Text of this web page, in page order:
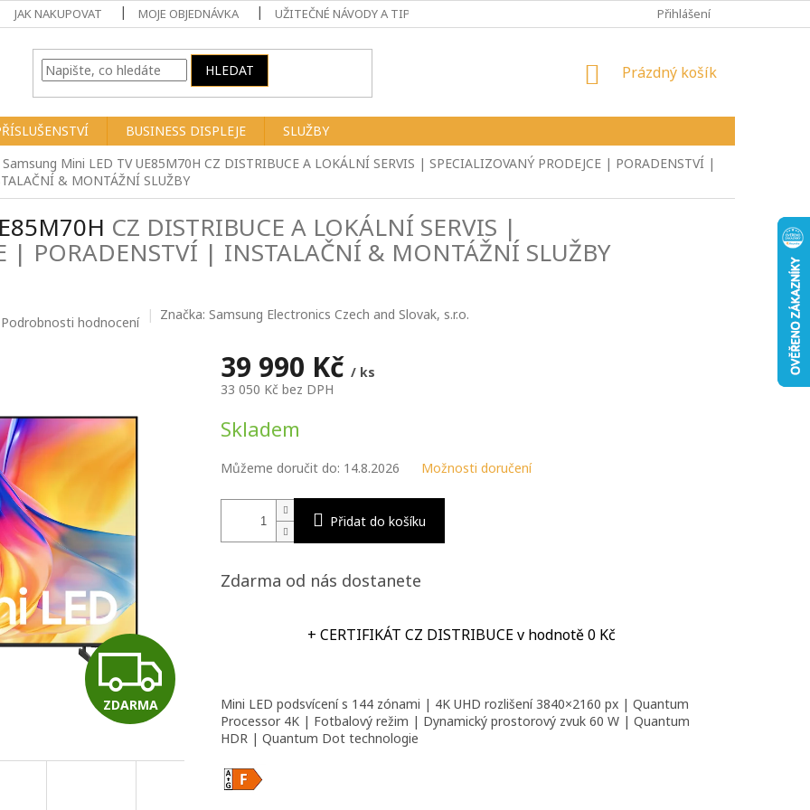
JAK NAKUPOVAT MOJE OBJEDNÁVKA UŽITEČNÉ NÁVODY A TIPY REKLAMAČNÍ ŘÁD
Přihlášení
HLEDAT
NÁKUPNÍ
Prázdný košík
BUSINESS DISPLEJE SLUŽBY
Mini LED TV UE85M70H CZ DISTRIBUCE A LOKÁLNÍ SERVIS | SPECIALIZOVANÝ PRODEJCE | PORADENSTVÍ |
& MONTÁŽNÍ SLUŽBY
CZ DISTRIBUCE A LOKÁLNÍ SERVIS |
| PORADENSTVÍ | INSTALAČNÍ & MONTÁŽNÍ SLUŽBY
Podrobnosti hodnocení Značka: Samsung Electronics Czech and Slovak, s.r.o.
Z
D
ZDARMA
39 990 Kč / ks
33 050 Kč bez DPH
cena:
Skladem
Můžeme doručit do: 14.8.2026 Možnosti doručení
Přidat do košíku
Zdarma od nás dostanete
+ CERTIFIKÁT CZ DISTRIBUCEv hodnotě 0 Kč
Mini LED podsvícení s 144 zónami | 4K UHD rozlišení 3840×2160 px | Quantum
Processor 4K | Fotbalový režim | Dynamický prostorový zvuk 60 W | Quantum
HDR | Quantum Dot technologie